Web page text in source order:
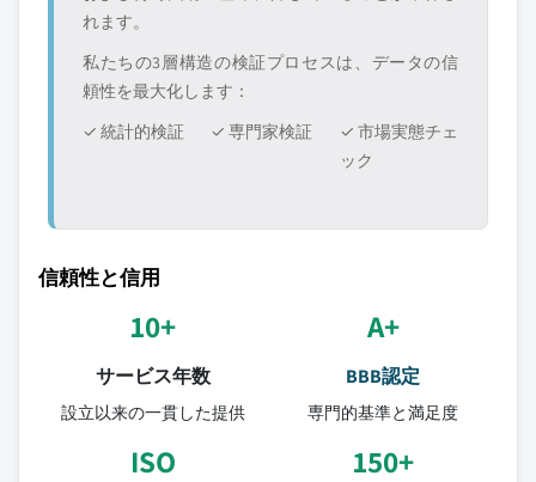
れます。
私たちの3層構造の検証プロセスは、データの信
頼性を最大化します：
✓ 統計的検証
✓ 専門家検証
✓ 市場実態チェ
ック
信頼性と信用
10+
サービス年数
設立以来の一貫した提供
A+
BBB認定
専門的基準と満足度
ISO 150+